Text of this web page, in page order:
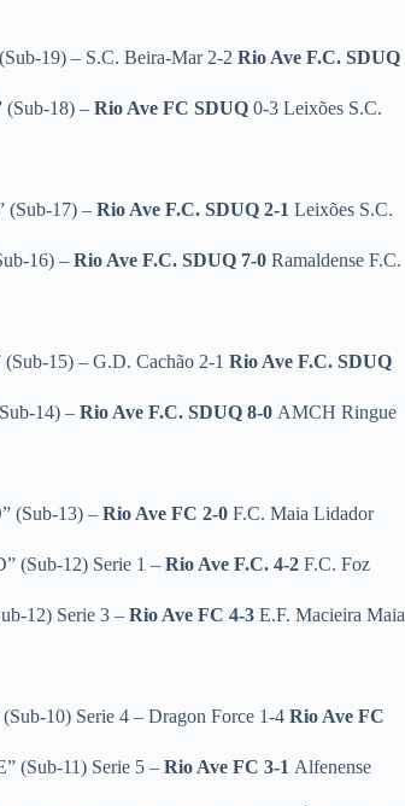
19) – S.C. Beira-Mar 2-2 Rio Ave F.C. SDUQ
(Sub-18) – Rio Ave FC SDUQ 0-3 Leixões S.C.
(Sub-17) – Rio Ave F.C. SDUQ 2-1 Leixões S.C.
16) – Rio Ave F.C. SDUQ 7-0 Ramaldense F.C.
15) – G.D. Cachão 2-1 Rio Ave F.C. SDUQ
14) – Rio Ave F.C. SDUQ 8-0 AMCH Ringue
(Sub-13) – Rio Ave FC 2-0 F.C. Maia Lidador
(Sub-12) Serie 1 – Rio Ave F.C. 4-2 F.C. Foz
12) Serie 3 – Rio Ave FC 4-3 E.F. Macieira Maia
10) Serie 4 – Dragon Force 1-4 Rio Ave FC
(Sub-11) Serie 5 – Rio Ave FC 3-1 Alfenense